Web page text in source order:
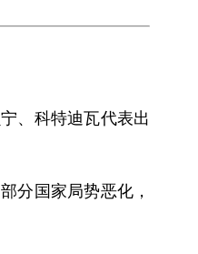
、科特迪瓦代表出
分国家局势恶化，